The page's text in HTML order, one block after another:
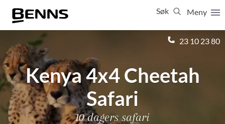
Meny
Søk
23 10 23 80
Kenya 4x4 Cheetah
Safari
10 dagers safari
Lukk
Vis resultater for: Alle Feriereiser